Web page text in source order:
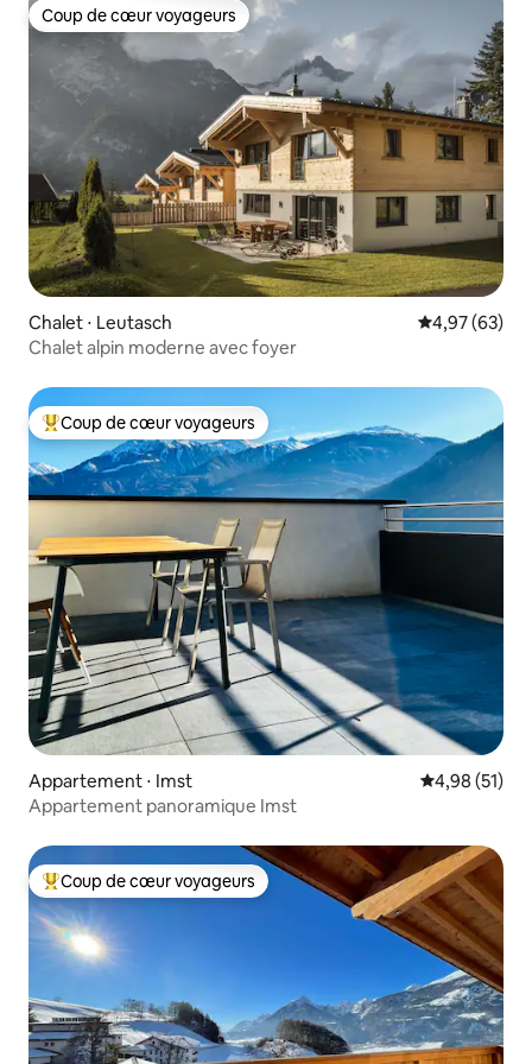
Coup de cœur voyageurs
Coup de cœur voyageurs
Chalet ⋅ Leutasch Évaluation
4,97 (63)
Chalet alpin moderne avec foyer
Coups de cœur voyageurs les plus appréciés
Coup de cœur voyageurs
Appartement ⋅ Imst Évaluation
4,98 (51)
Appartement panoramique Imst
Coups de cœur voyageurs les plus appréciés
Coup de cœur voyageurs